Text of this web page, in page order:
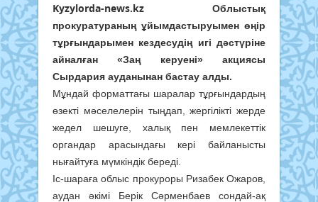
Kyzylorda-news.kz Облыстық
прокуратураның ұйымдастыруымен өңір
тұрғындарымен кездесудің игі дәстүріне
айналған «Заң керуені» акциясы
Сырдария ауданынан бастау алды.
Мұндай форматтағы шаралар тұрғындардың
өзекті мәселелерін тыңдап, жергілікті жерде
жедел шешуге, халық пен мемлекеттік
органдар арасындағы кері байланысты
нығайтуға мүмкіндік береді.
Іс-шараға облыс прокуроры Ризабек Ожаров,
аудан әкімі Берік Сәрменбаев сондай-ақ